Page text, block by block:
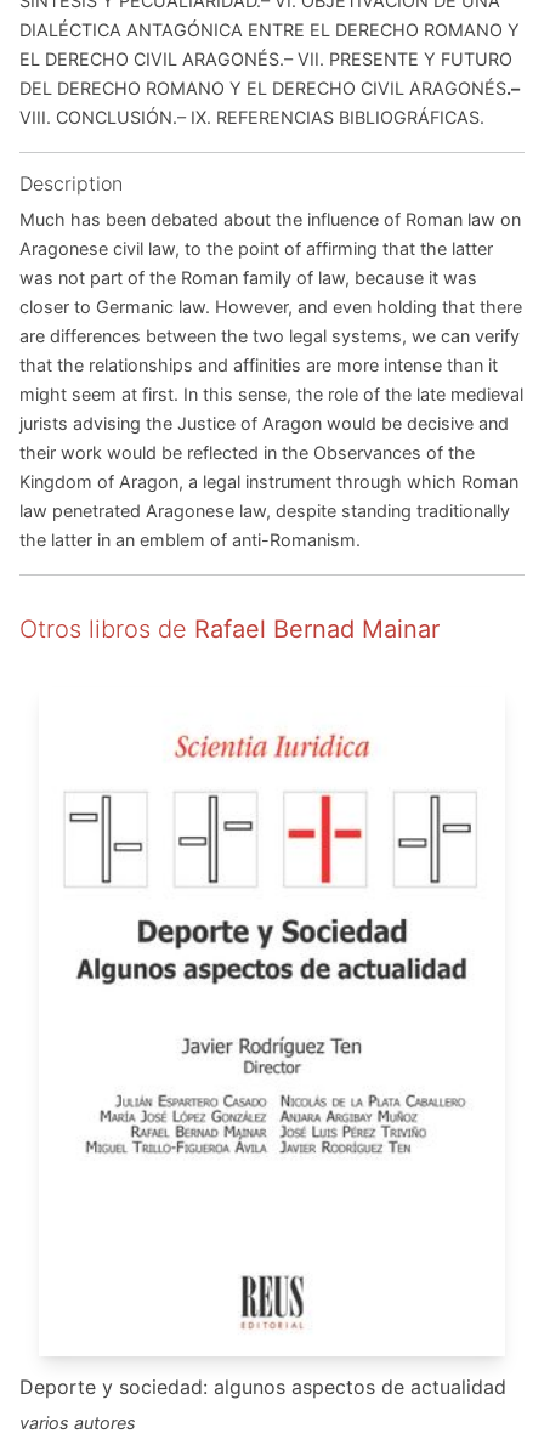
DIALÉCTICA ANTAGÓNICA ENTRE EL DERECHO ROMANO Y
EL DERECHO CIVIL ARAGONÉS.– VII. PRESENTE Y FUTURO
DEL DERECHO ROMANO Y EL DERECHO CIVIL ARAGONÉS.–
VIII. CONCLUSIÓN.– IX. REFERENCIAS BIBLIOGRÁFICAS.
Description
Much has been debated about the influence of Roman law on
Aragonese civil law, to the point of affirming that the latter
was not part of the Roman family of law, because it was
closer to Germanic law. However, and even holding that there
are differences between the two legal systems, we can verify
that the relationships and affinities are more intense than it
might seem at first. In this sense, the role of the late medieval
jurists advising the Justice of Aragon would be decisive and
their work would be reflected in the Observances of the
Kingdom of Aragon, a legal instrument through which Roman
law penetrated Aragonese law, despite standing traditionally
the latter in an emblem of anti-Romanism.
Otros libros de Rafael Bernad Mainar
Deporte y sociedad: algunos aspectos de actualidad
varios autores